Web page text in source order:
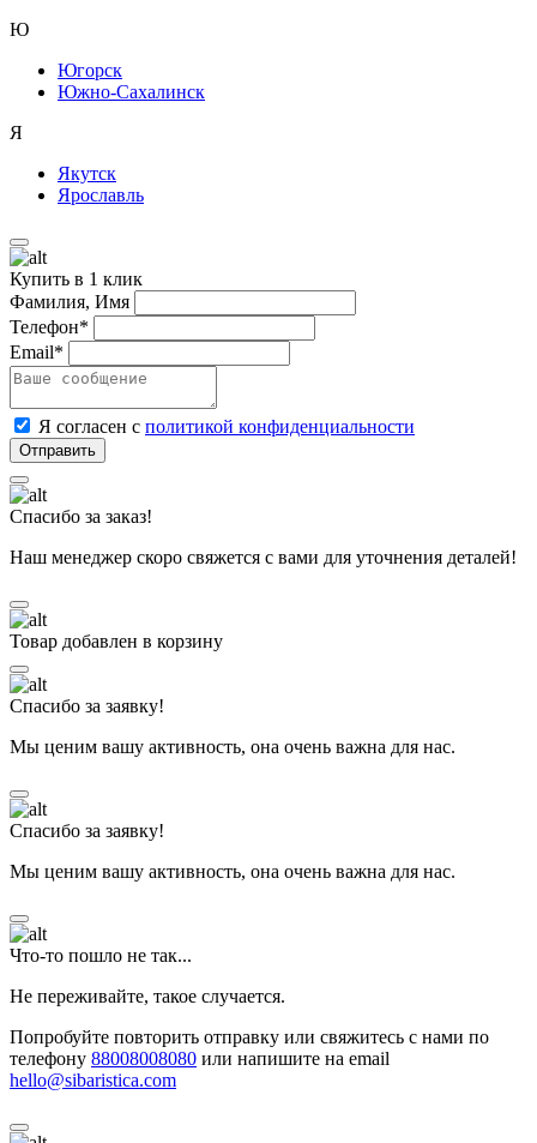
Ю
Югорск
Южно-Сахалинск
Я
Якутск
Ярославль
Купить в 1 клик
Фамилия, Имя
Телефон*
Email*
Я согласен с политикой конфиденциальности
Спасибо за заказ!
Наш менеджер скоро свяжется с вами для уточнения деталей!
Товар добавлен в корзину
Спасибо за заявку!
Мы ценим вашу активность, она очень важна для нас.
Спасибо за заявку!
Мы ценим вашу активность, она очень важна для нас.
Что-то пошло не так...
Не переживайте, такое случается.
Попробуйте повторить отправку или свяжитесь с нами по
телефону 88008008080 или напишите на email
hello@sibaristica.com